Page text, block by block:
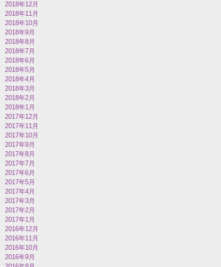
2018年12月
2018年11月
2018年10月
2018年9月
2018年8月
2018年7月
2018年6月
2018年5月
2018年4月
2018年3月
2018年2月
2018年1月
2017年12月
2017年11月
2017年10月
2017年9月
2017年8月
2017年7月
2017年6月
2017年5月
2017年4月
2017年3月
2017年2月
2017年1月
2016年12月
2016年11月
2016年10月
2016年9月